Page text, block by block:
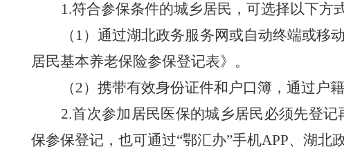
1.符合参保条件的城乡居民，可选择以下方
（ 1）通过湖北政务服务网或自动终端或移
居民基本养老保险参保登记表》。
（2） 携带有效身份证件和户口簿，通过户
2.首次参加居民医保的城乡居民必须先登记
保参保登记，也可通过“鄂汇办”手机APP、湖北